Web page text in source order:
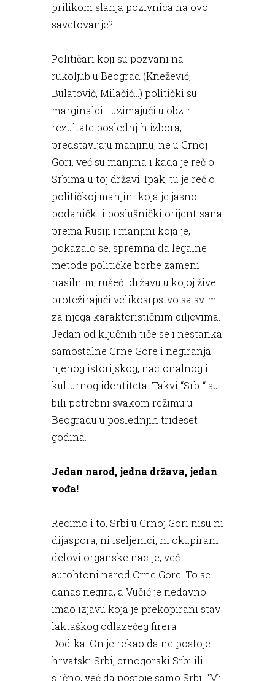
prilikom slanja pozivnica na ovo
savetovanje?!
Političari koji su pozvani na
rukoljub u Beograd (Knežević,
Bulatović, Milačić...) politički su
marginalci i uzimajući u obzir
rezultate poslednjih izbora,
predstavljaju manjinu, ne u Crnoj
Gori, već su manjina i kada je reč o
Srbima u toj državi. Ipak, tu je reč o
političkoj manjini koja je jasno
podanički i poslušnički orijentisana
prema Rusiji i manjini koja je,
pokazalo se, spremna da legalne
metode političke borbe zameni
nasilnim, rušeći državu u kojoj žive i
protežirajući velikosrpstvo sa svim
za njega karakterističnim ciljevima.
Jedan od ključnih tiče se i nestanka
samostalne Crne Gore i negiranja
njenog istorijskog, nacionalnog i
kulturnog identiteta. Takvi “Srbi“ su
bili potrebni svakom režimu u
Beogradu u poslednjih trideset
godina.
Jedan narod, jedna država, jedan
vođa!
Recimo i to, Srbi u Crnoj Gori nisu ni
dijaspora, ni iseljenici, ni okupirani
delovi organske nacije, već
autohtoni narod Crne Gore. To se
danas negira, a Vučić je nedavno
imao izjavu koja je prekopirani stav
laktaškog odlazećeg firera –
Dodika. On je rekao da ne postoje
hrvatski Srbi, crnogorski Srbi ili
slično, već da postoje samo Srbi: “Mi